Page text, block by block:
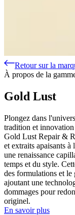
Retour sur la
À propos de la
Gold Lust
Plongez dans
tradition et
Gold Lust Repair &
et extraits apaisants
une renaissance
temps et du style.
des formulations et
ajoutant une
dommages pour
originel.
En savoir plus